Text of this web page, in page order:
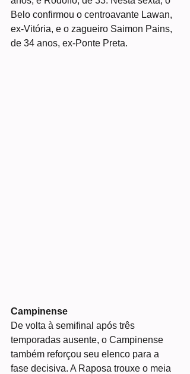
Belo confirmou o centroavante Lawan,
ex-Vitória, e o zagueiro Saimon Pains,
de 34 anos, ex-Ponte Preta.
Campinense
De volta à semifinal após três
temporadas ausente, o Campinense
também reforçou seu elenco para a
fase decisiva. A Raposa trouxe o meia